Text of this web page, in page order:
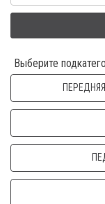
Выберите